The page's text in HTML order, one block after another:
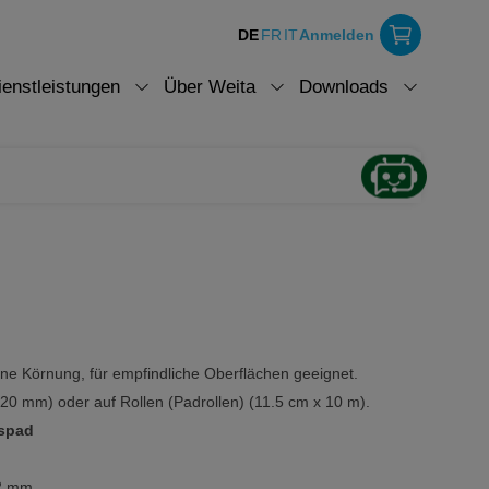
DEFR ITAnmelden
Über Weita Downloads
Körnung, für empfindliche Oberflächen geeignet.
mm) oder auf Rollen (Padrollen) (11.5 cm x 10 m).